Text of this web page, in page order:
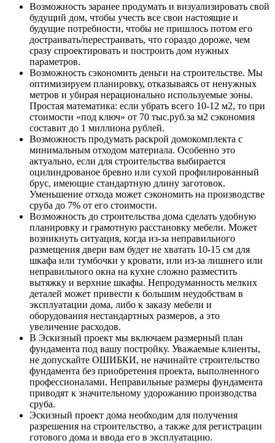
Возможность заранее продумать и визуализировать свой
будущий дом, чтобы учесть все свои настоящие и
будущие потребности, чтобы не пришлось потом его
достраивать/перестраивать, что гораздо дороже, чем
сразу спроектировать и построить дом нужных
параметров.
Возможность сэкономить деньги на строительстве. Мы
оптимизируем планировку, отказываясь от ненужных
метров и убирая нерационально используемые зоны.
Простая математика: если убрать всего 10-12 м2, то при
стоимости «под ключ» от 70 тыс.руб.за м2 сэкономия
составит до 1 миллиона рублей.
Возможность продумать раскрой домокомплекта с
минимальным отходом материала. Особенно это
актуально, если для строительства выбирается
оцилиндрованое бревно или сухой профилированный
брус, имеющие стандартную длину заготовок.
Уменьшение отхода может сэкономить на производстве
сруба до 7% от его стоимости.
Возможность до строительства дома сделать удобную
планировку и грамотную расстановку мебели. Может
возникнуть ситуация, когда из-за неправильного
размещения двери вам будет не хватать 10-15 см для
шкафа или тумбочки у кровати, или из-за лишнего или
неправильного окна на кухне сложно разместить
вытяжку и верхние шкафы. Непродуманность мелких
деталей может привести к большим неудобствам в
эксплуатации дома, либо к заказу мебели и
оборудования нестандартных размеров, а это
увеличение расходов.
В Эскизный проект мы включаем размерный план
фундамента под вашу постройку. Уважаемые клиенты,
не допускайте ОШИБКИ, не начинайте строительство
фундамента без приобретения проекта, выполненного
профессионалами. Неправильные размеры фундамента
приводят к значительному удорожанию производства
сруба.
Эскизный проект дома необходим для получения
разрешения на строительство, а также для регистрации
готового дома и ввода его в эксплуатацию.